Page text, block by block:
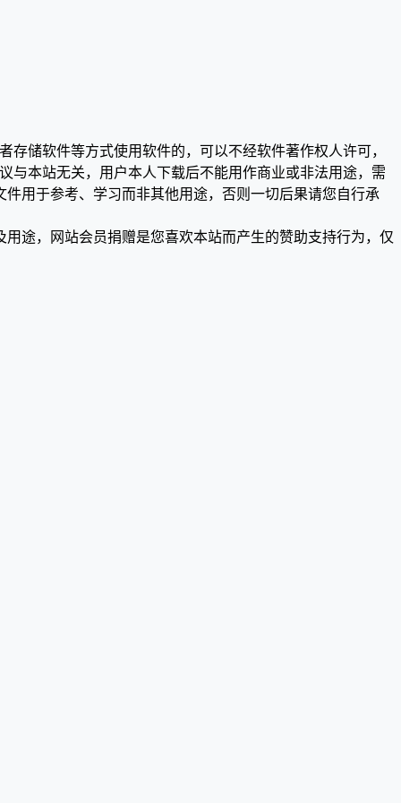
储软件等方式使用软件的，可以不经软件著作权人许可，
与本站无关，用户本人下载后不能用作商业或非法用途，需
用于参考、学习而非其他用途，否则一切后果请您自行承
途，网站会员捐赠是您喜欢本站而产生的赞助支持行为，仅